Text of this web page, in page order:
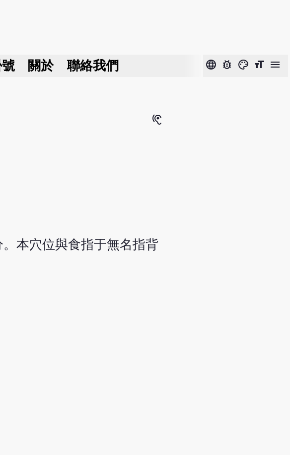
關於 聯絡我們 language bug_report color_lens format_size menu
hearing
本穴位與食指于無名指背